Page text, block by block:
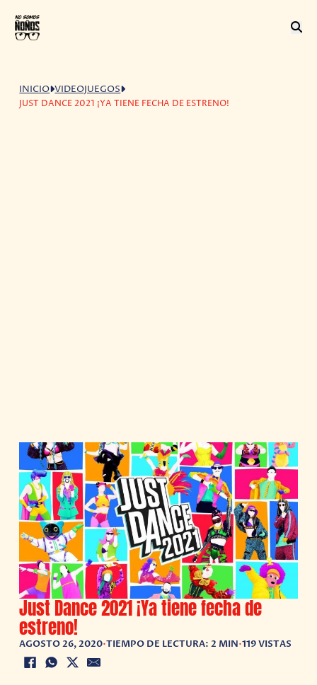
INICIO VIDEOJUEGOS
JUST DANCE 2021 ¡YA TIENE FECHA DE ESTRENO!
Just Dance 2021 ¡Ya tiene fecha de
estreno!
AGOSTO 26, 2020•TIEMPO DE LECTURA: 2 MIN•119 VISTAS